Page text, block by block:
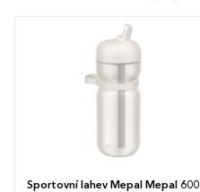
Sportovní lahev Mepal Mepal 600